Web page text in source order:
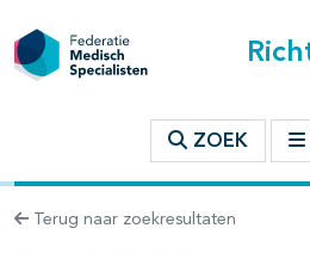
ZOEK
Terug naar zoekresultaten
binnen deze richtlijn